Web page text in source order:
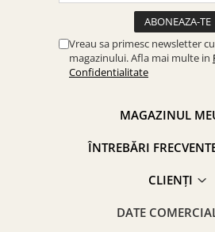
Vreau sa primesc newsletter
magazinului. Afla mai multe in
Confidentialitate
MAGAZINUL
ÎNTREBĂRI
CLIENȚI
DATE